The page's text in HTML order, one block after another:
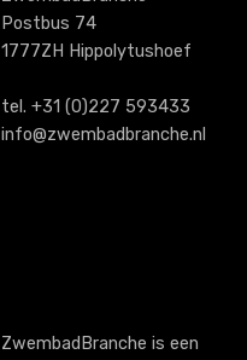
Postbus 74
1777ZH Hippolytushoef
tel. +31 (0)227 593433
info@zwembadbranche.nl
ZwembadBranche is een